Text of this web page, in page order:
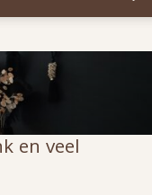
en veel